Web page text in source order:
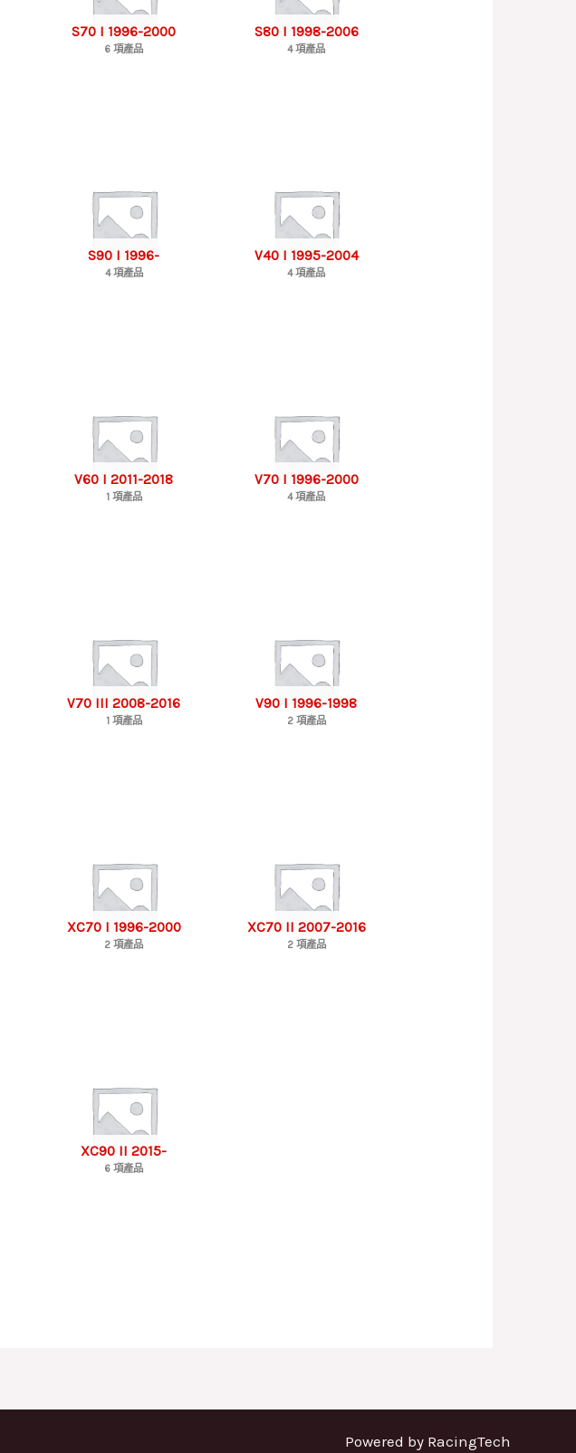
S70 I 1996-2000
6 項產品
S80 I 1998-2006
4 項產品
S90 I 1996-
4 項產品
V40 I 1995-2004
4 項產品
V60 I 2011-2018
1 項產品
V70 I 1996-2000
4 項產品
V70 III 2008-2016
1 項產品
V90 I 1996-1998
2 項產品
XC70 I 1996-2000
2 項產品
XC70 II 2007-2016
2 項產品
XC90 II 2015-
6 項產品
Powered by RacingTech